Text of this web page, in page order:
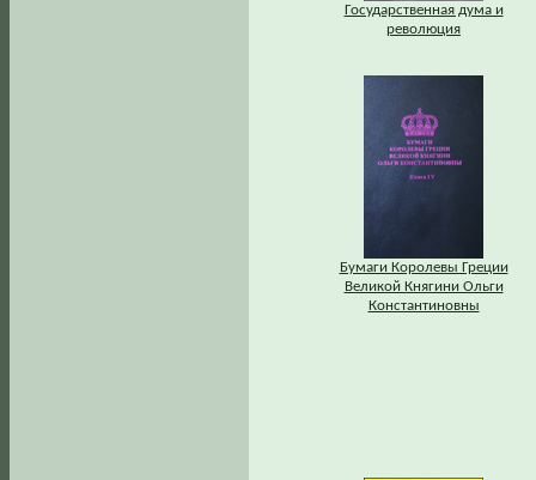
Государственная дума и
революция
Бумаги Королевы Греции
Великой Княгини Ольги
Константиновны